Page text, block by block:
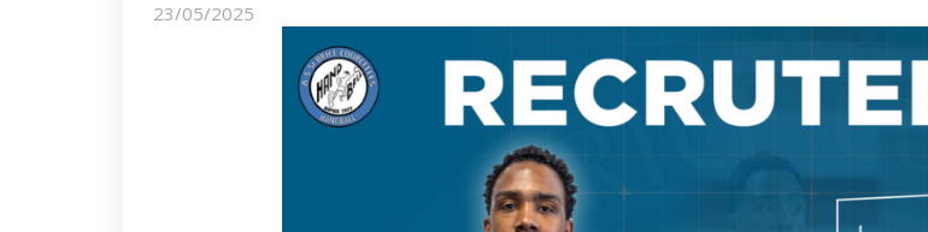
23/05/2025